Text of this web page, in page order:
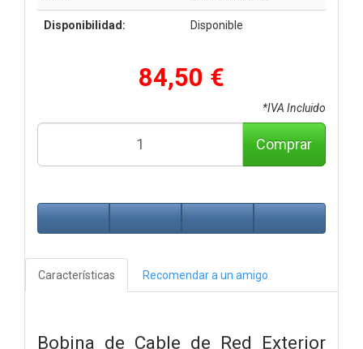
Disponibilidad: Disponible
84,50 €
*IVA Incluido
Comprar
Características Recomendar a un amigo
Bobina de Cable de Red Exterior